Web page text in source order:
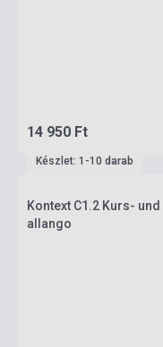
14 950 Ft
Készlet: 1-10 darab
Kontext C1.2 Kurs-
allango